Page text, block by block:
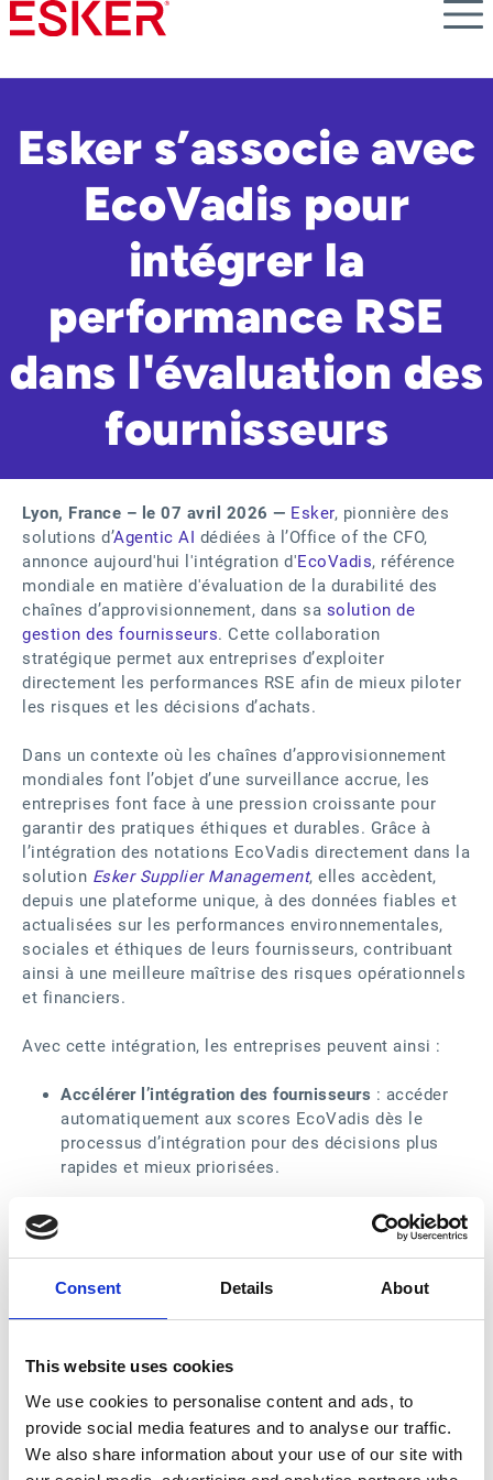
Consent Details About
This website uses cookies
We use cookies to personalise content and ads, to
provide social media features and to analyse our traffic.
We also share information about your use of our site with
Skip
to
content
Esker s’associe avec
EcoVadis pour
intégrer la
performance RSE
dans l'évaluation des
fournisseurs
Lyon, France – le 07 avril 2026 — Esker, pionnière des
solutions d’Agentic AI dédiées à l’Office of the CFO,
annonce aujourd'hui l'intégration d'EcoVadis, référence
mondiale en matière d'évaluation de la durabilité des
chaînes d’approvisionnement, dans sa solution de
gestion des fournisseurs. Cette collaboration
stratégique permet aux entreprises d’exploiter
directement les performances RSE afin de mieux piloter
les risques et les décisions d’achats.
Dans un contexte où les chaînes d’approvisionnement
mondiales font l’objet d’une surveillance accrue, les
entreprises font face à une pression croissante pour
garantir des pratiques éthiques et durables. Grâce à
l’intégration des notations EcoVadis directement dans la
solution Esker Supplier Management, elles accèdent,
depuis une plateforme unique, à des données fiables et
actualisées sur les performances environnementales,
sociales et éthiques de leurs fournisseurs, contribuant
ainsi à une meilleure maîtrise des risques opérationnels
et financiers.
Avec cette intégration, les entreprises peuvent ainsi :
Accélérer l’intégration des fournisseurs : accéder
automatiquement aux scores EcoVadis dès le
processus d’intégration pour des décisions plus
rapides et mieux priorisées.
anticiper les risques RSE tout au long de la Supply
Chain.
Soutenir la conformité et les engagements RSE
s’appuyer sur des données fiables, vérifiées par des
l’amélioration continue via un partage transparent
des performances.
Industrialiser la prise de décision: intégrer